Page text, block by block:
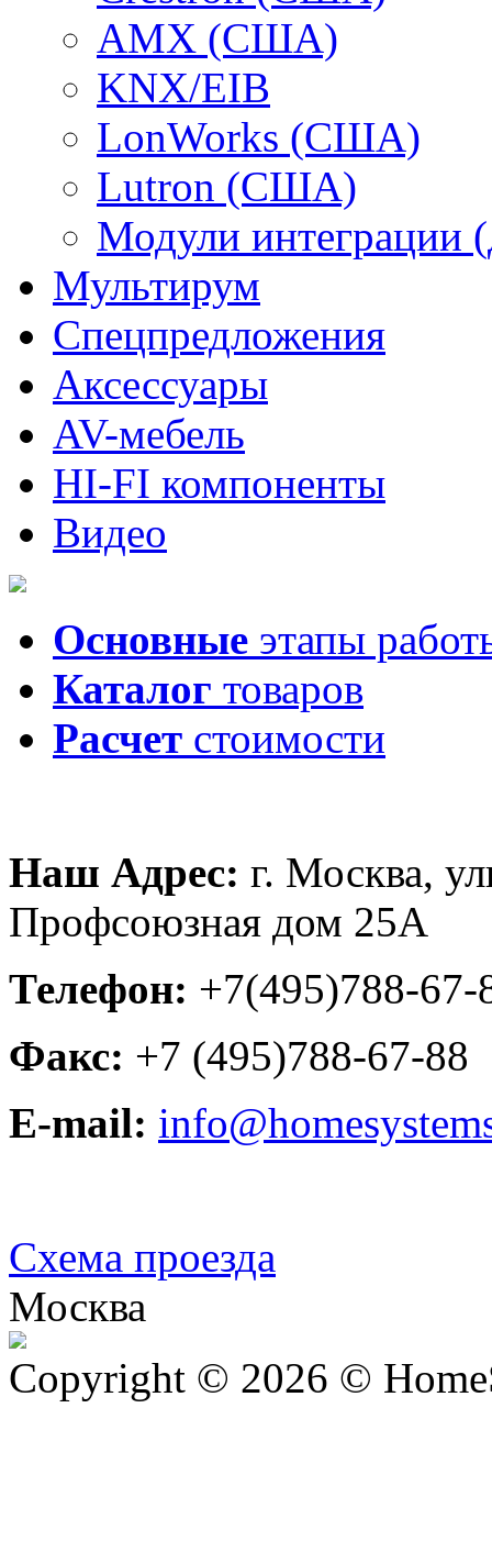
AMX (США)
KNX/EIB
LonWorks (США)
Lutron (США)
Модули интеграции
Мультирум
Спецпредложения
Аксессуары
AV-мебель
HI-FI компоненты
Видео
Основные этапы
Каталог товаров
Расчет стоимости
Наш Адрес: г. Москва,
Профсоюзная дом 25А
Телефон: +7(495)788-
Факс: +7 (495)788-
E-mail:
Схема проезда
Москва
Copyright © 2026 ©